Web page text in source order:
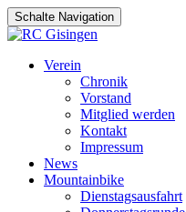
Schalte Navigation
Zum
Verein
Chronik
Vorstand
Mitglied werden
Kontakt
Impressum
News
Mountainbike
Dienstagsausfahrt